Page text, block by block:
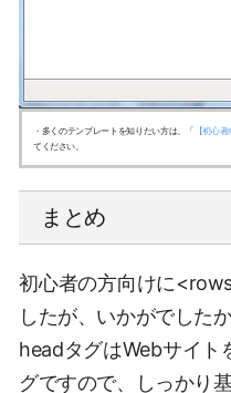
・多くのテンプレートを知りたい方は、「 【初心
てください。
まとめ
初心者の方向けに
したが、いかがでした
headタグはWebサイト
グですので、しっかり